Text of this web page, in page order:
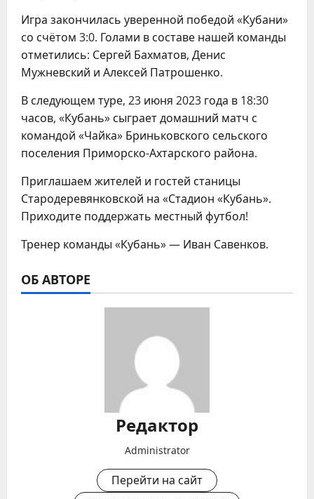
Игра закончилась уверенной победой «Кубани»
со счётом 3:0. Голами в составе нашей команды
отметились: Сергей Бахматов, Денис
Мужневский и Алексей Патрошенко.
В следующем туре, 23 июня 2023 года в 18:30
часов, «Кубань» сыграет домашний матч с
командой «Чайка» Бриньковского сельского
поселения Приморско-Ахтарского района.
Приглашаем жителей и гостей станицы
Стародеревянковской на «Стадион «Кубань».
Приходите поддержать местный футбол!
Тренер команды «Кубань» — Иван Савенков.
ОБ АВТОРЕ
Редактор
Administrator
Перейти на сайт